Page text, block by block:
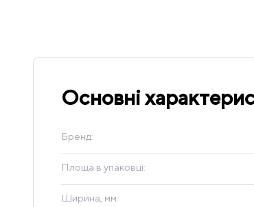
Основні
Бренд:
Площа в упаковці:
Ширина, мм: